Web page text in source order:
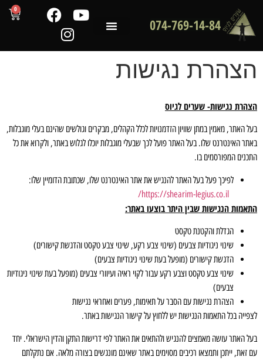
074-769-14-84
נגישות
נגישות-שערים לגיוס
האתר, מאמין במתן שוויון הזדמנויות לכלל הקהלים, מבקרים וגולשים שהינם בעלי מוגבלות,
האינטרנט שלו. בעל האתר פועל לכך שבעלי מוגבלות יוכלו לגלוש באתר, ולקרוא את כל
המפורסמים בו.
לפיכך פעל בעל האתר להנגיש את אתר האינטרנט שלו, שכתובת הדומיין שלו:
https://shearim-legius.co.il/
הנגישות שבין היתר בוצעו באתר:
הגדלת והקטנת טקסט
שינוי ניגודיות צבעים (שינוי צבע רקע, שינוי צבע טקסט והדגשת קישורים)
הדגשת קישורים (מופעל בעת שינוי ניגודיות צבעים)
שינוי צבע טקסט וצבע רקע עבור לקוי ראיה ועיוורי צבעים (מופעל בעת שינוי ניגודיות
צבעים)
הצהרת נגישות עם הסבר על תאימות, פערים ואחראי נגישות
בכל התאמות הנגישות יש ללחוץ על קישור הנגישות באתר.
האתר עושה מאמצים להנגיש ולהתאים את האתר לפי דרישות התקן והדין הישראלי. יחד
זאת, ייתכן ותמצאו רכיבים מסוימים באתר שאינם מונגשים בצורה מלאה. אם נתקלתם